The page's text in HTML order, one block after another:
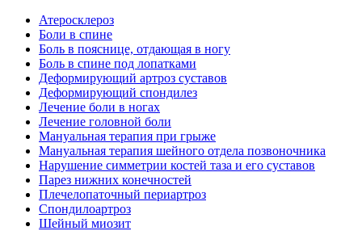
Атеросклероз
Боли в спине
Боль в пояснице, отдающая в ногу
Боль в спине под лопатками
Деформирующий артроз суставов
Деформирующий спондилез
Лечение боли в ногах
Лечение головной боли
Мануальная терапия при грыже
Мануальная терапия шейного отдела позвоночника
Нарушение симметрии костей таза и его суставов
Парез нижних конечностей
Плечелопаточный периартроз
Спондилоартроз
Шейный миозит